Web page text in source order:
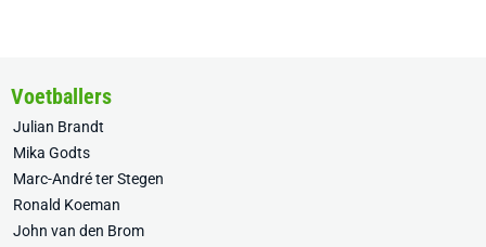
Voetballers
Julian Brandt
Mika Godts
Marc-André ter Stegen
Ronald Koeman
John van den Brom